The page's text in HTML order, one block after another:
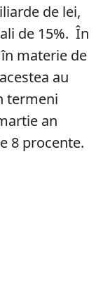
de lei,
de 15%. În
materie de
au
termeni
an
8 procente.